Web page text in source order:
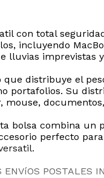
con total
incluyendo
lluvias imprevistas
distribuye el
portafolios. Su
bolsa combina un
perfecto
ENVíOS POSTALES